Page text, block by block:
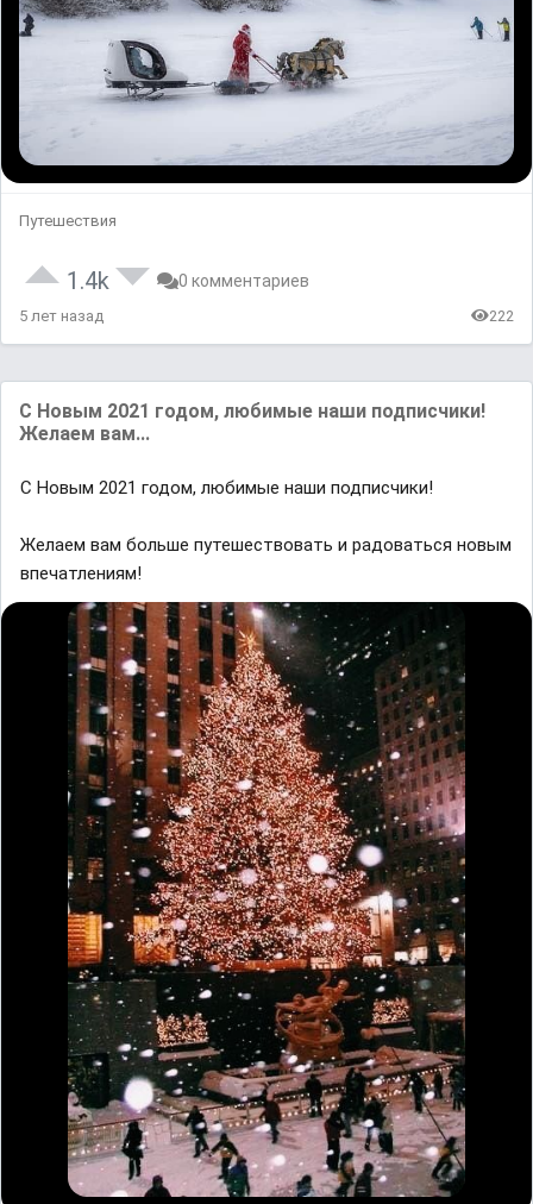
Путешествия
1.4k 0 комментариев
5 лет назад 222
С Новым 2021 годом, любимые нaши подписчики!
Желaем вaм...
С Новым 2021 годом, любимые нaши подписчики!
Желaем вaм больше путешествовaть и рaдовaться новым
впечaтлениям!